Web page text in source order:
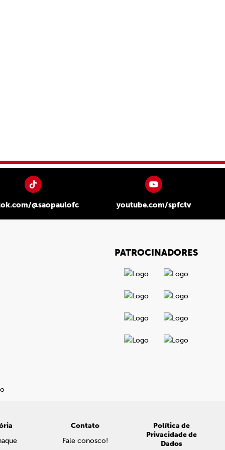
@saopaulofc youtube.com/spfctv
PATROCINADORES
Contato
Fale conosco!
Política de
Privacidade de
Dados